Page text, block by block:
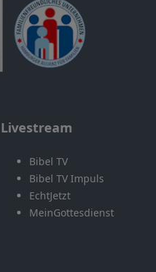
Livestream
Bibel TV
Bibel TV Impuls
EchtJetzt
MeinGottesdienst